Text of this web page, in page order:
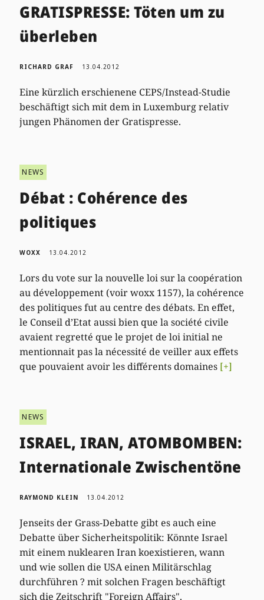
GRATISPRESSE: Töten um zu
überleben
RICHARD GRAF 13.04.2012
Eine kürzlich erschienene CEPS/Instead-Studie
beschäftigt sich mit dem in Luxemburg relativ
jungen Phänomen der Gratispresse.
NEWS
Débat : Cohérence des
politiques
WOXX 13.04.2012
Lors du vote sur la nouvelle loi sur la coopération
au développement (voir woxx 1157), la cohérence
des politiques fut au centre des débats. En effet,
le Conseil d’Etat aussi bien que la société civile
avaient regretté que le projet de loi initial ne
mentionnait pas la nécessité de veiller aux effets
que pouvaient avoir les différents domaines [+]
NEWS
ISRAEL, IRAN, ATOMBOMBEN:
Internationale Zwischentöne
RAYMOND KLEIN 13.04.2012
Jenseits der Grass-Debatte gibt es auch eine
Debatte über Sicherheitspolitik: Könnte Israel
mit einem nuklearen Iran koexistieren, wann
und wie sollen die USA einen Militärschlag
durchführen ? mit solchen Fragen beschäftigt
sich die Zeitschrift "Foreign Affairs".